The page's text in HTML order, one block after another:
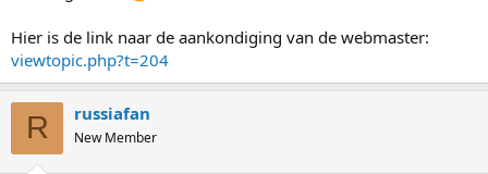
Hier is de link naar de aankondiging van de webmaster:
viewtopic.php?t=204
R russiafan
New Member